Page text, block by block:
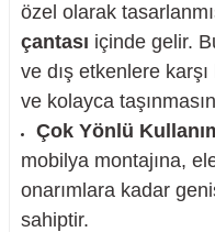
özel olarak
çantası içinde gelir.
ve dış etkenlere
ve kolayca
Çok Yönlü
mobilya montajına,
onarımlara kadar
sahiptir.